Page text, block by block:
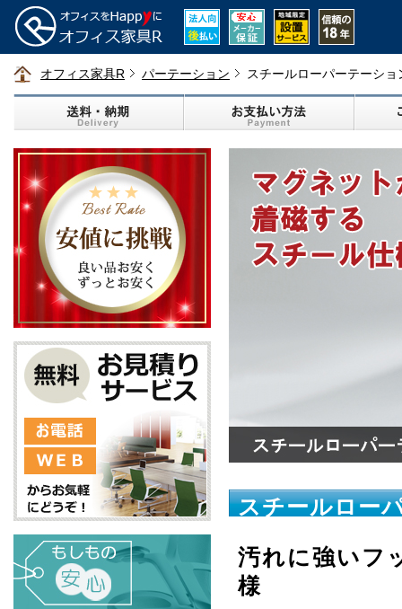
オフィス家具R パーテーション スチールローパーテーショ
スチールロー
汚れに強いフ
様